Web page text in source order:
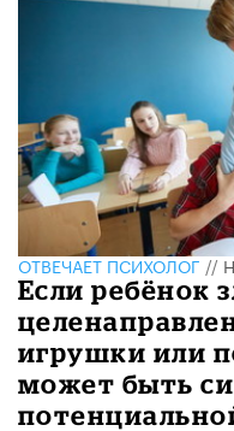
ОТВЕЧАЕТ ПСИХОЛОГ//
Если ребёнок
игрушки или
может быть